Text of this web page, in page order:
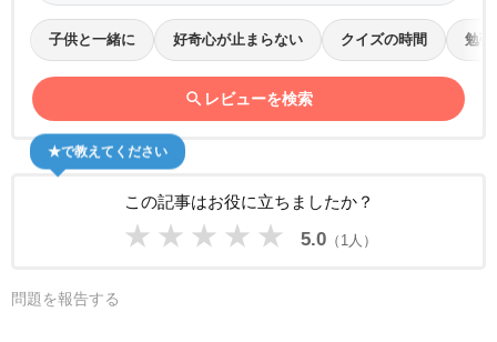
子供と一緒に 好奇心が止まらない クイズの時間 勉強
search レビューを検索
この記事はお役に立ちましたか？
★ ★ ★ ★ ★ 5.0（1人）
★で教えてください
問題を報告する